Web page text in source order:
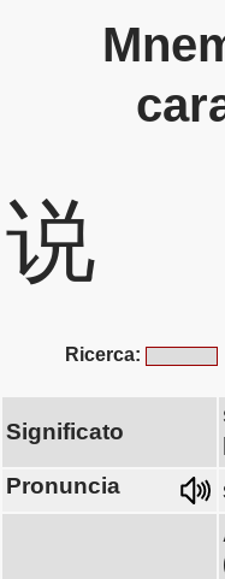
说
Ricerca:
Significato
Pronuncia